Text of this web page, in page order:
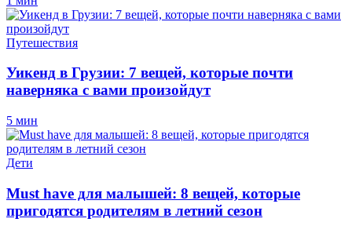
Путешествия
Уикенд в Грузии: 7 вещей, которые почти
наверняка с вами произойдут
5 мин
Дети
Must have для малышей: 8 вещей, которые
пригодятся родителям в летний сезон